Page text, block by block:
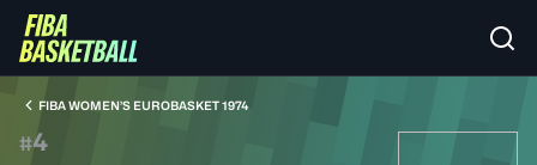
FIBA WOMEN’S EUROBASKET 1974
#4